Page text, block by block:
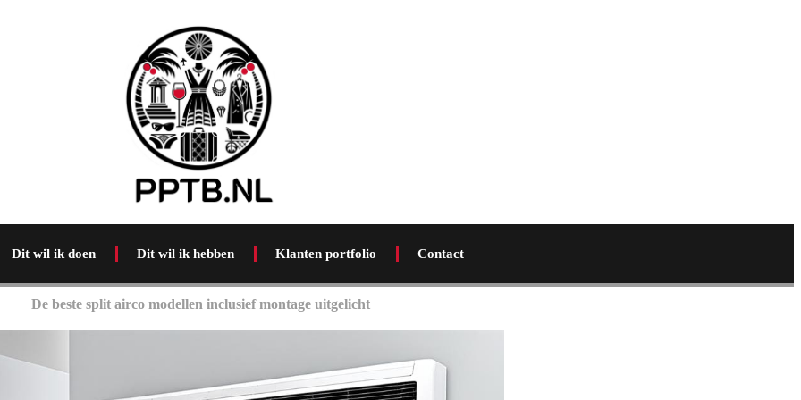
Dit wil ik doen Dit wil ik hebben Klanten portfolio Contact
De beste split airco modellen inclusief montage uitgelicht